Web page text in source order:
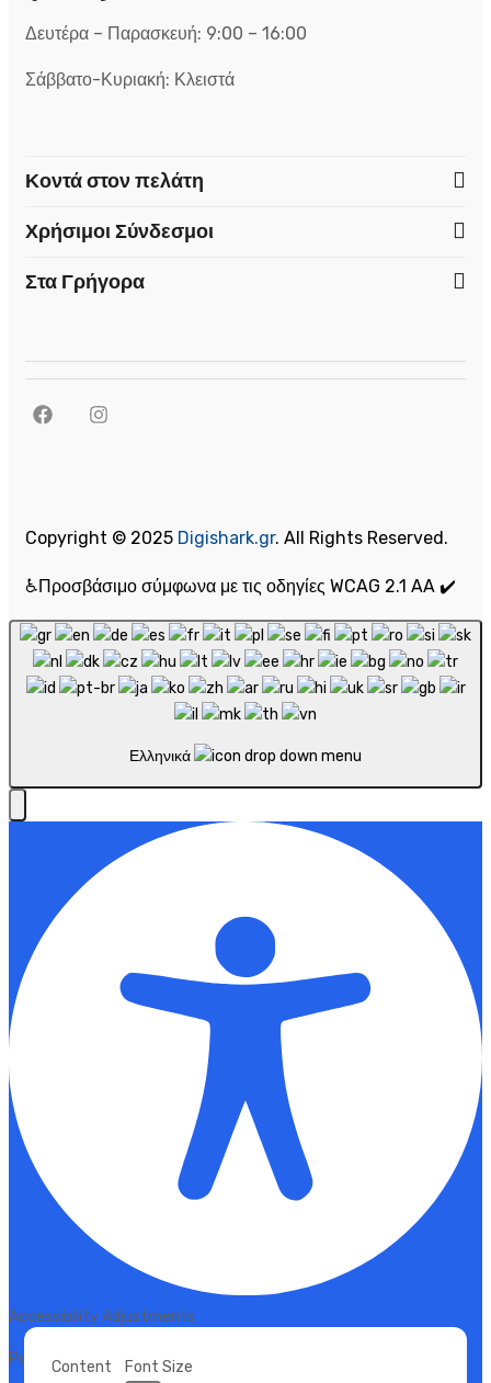
Δευτέρα – Παρασκευή: 9:00 – 16:00
Σάββατο-Κυριακή: Κλειστά
Κοντά στον πελάτη
Χρήσιμοι Σύνδεσμοι
Στα Γρήγορα
♿Προσβάσιμο σύμφωνα με τις οδηγίες WCAG 2.1 AA ✔️
Copyright © 2025 Digishark.gr. All Rights Reserved.
Ελληνικά
Accessibility Adjustments
Powered by OneTap
Content
Font Size